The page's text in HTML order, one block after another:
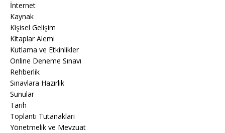
İnternet
Kaynak
Kişisel Gelişim
Kitaplar Alemi
Kutlama ve Etkinlikler
Online Deneme Sınavı
Rehberlik
Sınavlara Hazırlık
Sunular
Tarih
Toplantı Tutanakları
Yönetmelik ve Mevzuat